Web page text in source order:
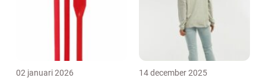
02 januari 2026 14 december 2025